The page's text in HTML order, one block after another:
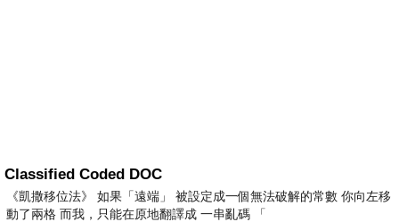
Classified Coded DOC
《凱撒移位法》 如果「遠端」 被設定成一個無法破解的常數 你向左移
動了兩格 而我，只能在原地翻譯成 一串亂碼 「